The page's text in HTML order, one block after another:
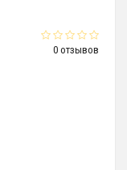
0 отзывов